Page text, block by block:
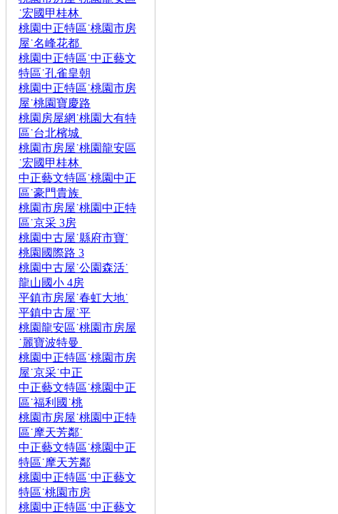
˙宏國甲桂林
桃園中正特區˙桃園市房
屋˙名峰花都
桃園中正特區˙中正藝文
特區˙孔雀皇朝
桃園中正特區˙桃園市房
屋˙桃園寶慶路
桃園房屋網˙桃園大有特
區˙台北檳城
桃園市房屋˙桃園龍安區
˙宏國甲桂林
中正藝文特區˙桃園中正
區˙豪門貴族
桃園市房屋˙桃園中正特
區˙京采 3房
桃園中古屋˙縣府市寶˙
桃園國際路 3
桃園中古屋˙公園森活˙
龍山國小 4房
平鎮市房屋˙春虹大地˙
平鎮中古屋˙平
桃園龍安區˙桃園市房屋
˙麗寶波特曼
桃園中正特區˙桃園市房
屋˙京采˙中正
中正藝文特區˙桃園中正
區˙福利國˙桃
桃園市房屋˙桃園中正特
區˙摩天芳鄰˙
中正藝文特區˙桃園中正
特區˙摩天芳鄰
桃園中正特區˙中正藝文
特區˙桃園市房
桃園中正特區˙中正藝文